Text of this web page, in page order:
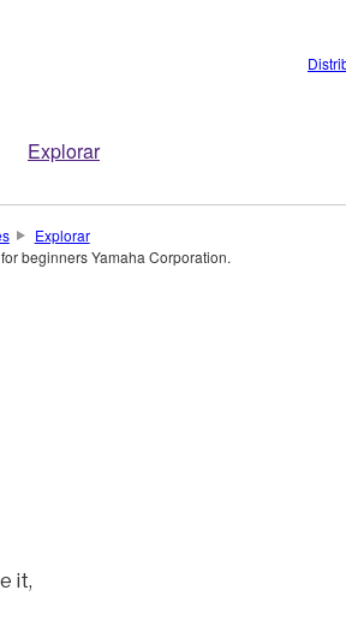
Explorar
Explorar
beginners Yamaha Corporation.
it,